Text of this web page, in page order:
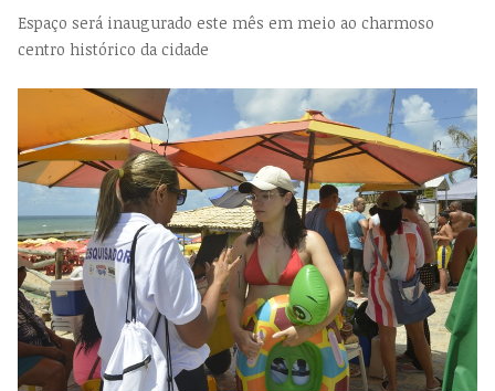
Espaço será inaugurado este mês em meio ao charmoso
centro histórico da cidade